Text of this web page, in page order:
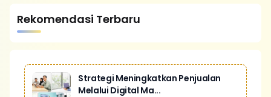
Rekomendasi Terbaru
Strategi Meningkatkan Penjualan
Melalui Digital Ma...